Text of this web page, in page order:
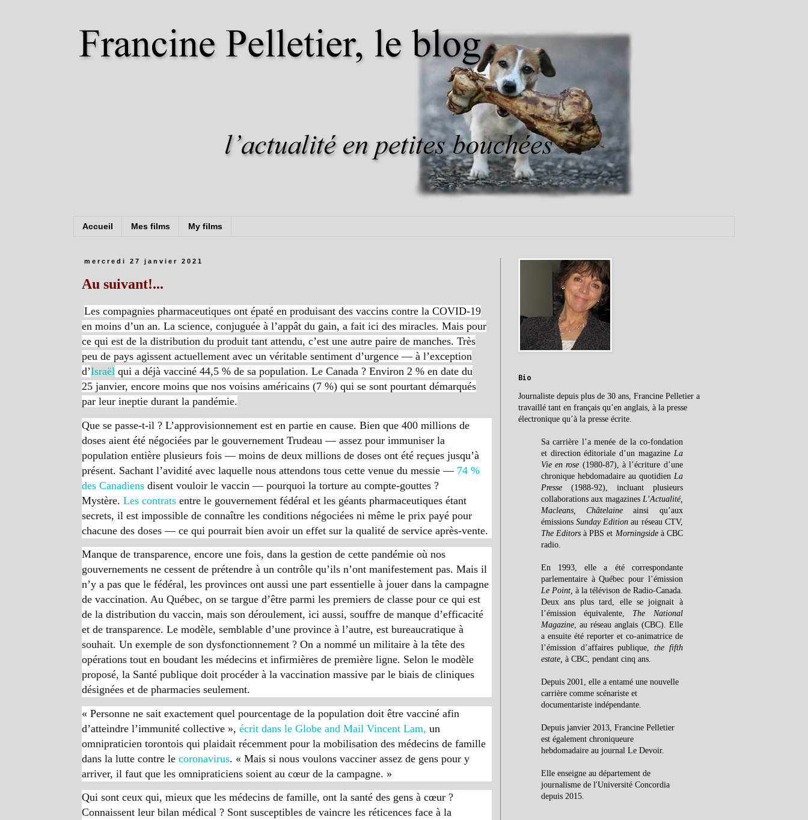
Accueil Mes films My films
mercredi 27 janvier 2021
Au suivant!...
Les compagnies pharmaceutiques ont épaté en produisant des vaccins contre la COVID-19
en moins d’un an. La science, conjuguée à l’appât du gain, a fait ici des miracles. Mais pour
ce qui est de la distribution du produit tant attendu, c’est une autre paire de manches. Très
peu de pays agissent actuellement avec un véritable sentiment d’urgence — à l’exception
d’Israël qui a déjà vacciné 44,5 % de sa population. Le Canada ? Environ 2 % en date du
25 janvier, encore moins que nos voisins américains (7 %) qui se sont pourtant démarqués
par leur ineptie durant la pandémie.
Que se passe-t-il ? L’approvisionnement est en partie en cause. Bien que 400 millions de
doses aient été négociées par le gouvernement Trudeau — assez pour immuniser la
population entière plusieurs fois — moins de deux millions de doses ont été reçues jusqu’à
présent. Sachant l’avidité avec laquelle nous attendons tous cette venue du messie — 74 %
des Canadiens disent vouloir le vaccin — pourquoi la torture au compte-gouttes ?
Mystère. Les contrats entre le gouvernement fédéral et les géants pharmaceutiques étant
secrets, il est impossible de connaître les conditions négociées ni même le prix payé pour
chacune des doses — ce qui pourrait bien avoir un effet sur la qualité de service après-vente.
Manque de transparence, encore une fois, dans la gestion de cette pandémie où nos
gouvernements ne cessent de prétendre à un contrôle qu’ils n’ont manifestement pas. Mais il
n’y a pas que le fédéral, les provinces ont aussi une part essentielle à jouer dans la campagne
de vaccination. Au Québec, on se targue d’être parmi les premiers de classe pour ce qui est
de la distribution du vaccin, mais son déroulement, ici aussi, souffre de manque d’efficacité
et de transparence. Le modèle, semblable d’une province à l’autre, est bureaucratique à
souhait. Un exemple de son dysfonctionnement ? On a nommé un militaire à la tête des
opérations tout en boudant les médecins et infirmières de première ligne. Selon le modèle
proposé, la Santé publique doit procéder à la vaccination massive par le biais de cliniques
désignées et de pharmacies seulement.
« Personne ne sait exactement quel pourcentage de la population doit être vacciné afin
d’atteindre l’immunité collective », écrit dans le Globe and Mail Vincent Lam, un
omnipraticien torontois qui plaidait récemment pour la mobilisation des médecins de famille
dans la lutte contre le coronavirus. « Mais si nous voulons vacciner assez de gens pour y
arriver, il faut que les omnipraticiens soient au cœur de la campagne. »
Qui sont ceux qui, mieux que les médecins de famille, ont la santé des gens à cœur ?
Connaissent leur bilan médical ? Sont susceptibles de vaincre les réticences face à la
Bio
Journaliste depuis plus de 30 ans, Francine Pelletier a
travaillé tant en français qu’en anglais, à la presse
électronique qu’à la presse écrite.
Sa carrière l’a menée de la co-fondation
et direction éditoriale d’un magazine La
Vie en rose (1980-87), à l’écriture d’une
chronique hebdomadaire au quotidien La
Presse(1988-92), incluant plusieurs
collaborations aux magazines L’Actualité,
Macleans, Châtelaine ainsi qu’aux
émissions Sunday Edition au réseau CTV,
The Editorsà PBS et Morningside à CBC
radio.
En 1993, elle a été correspondante
parlementaire à Québec pour l’émission
Le Point, à la télévison de Radio-Canada.
Deux ans plus tard, elle se joignait à
l’émission équivalente, The National
Magazine, au réseau anglais (CBC). Elle
a ensuite été reporter et co-animatrice de
l’émission d’affaires publique,the fifth
estate, à CBC, pendant cinq ans.
Depuis 2001, elle a entamé une nouvelle
carrière comme scénariste et
documentariste indépendante.
Depuis janvier 2013, Francine Pelletier
est également chroniqueure
hebdomadaire au journal Le Devoir.
Elle enseigne au département de
journalisme de l'Université Concordia
depuis 2015.